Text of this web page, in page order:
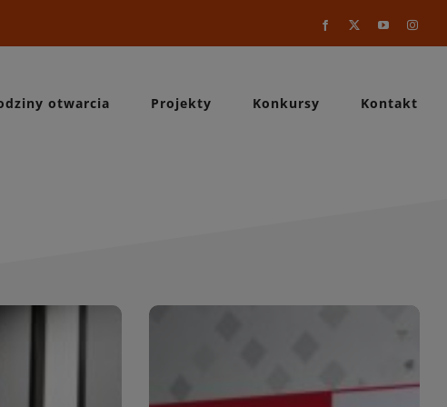
Facebook YouTube
otwarcia Projekty Konkursy Kontakt